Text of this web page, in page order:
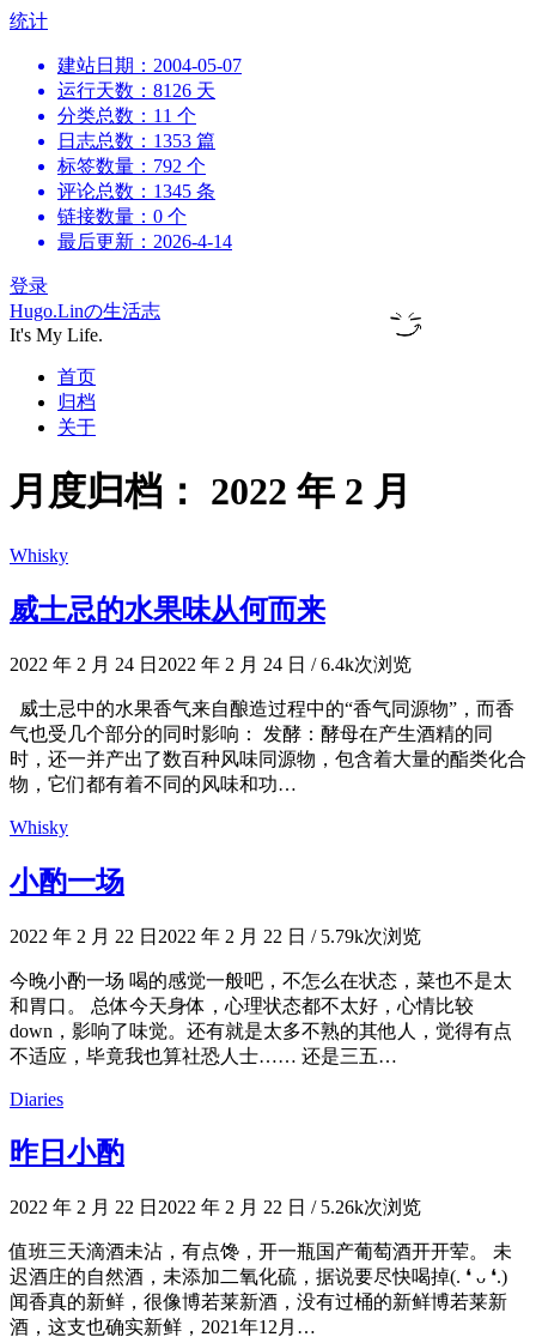
跳
统计
建站日期：2004-05-07
运行天数：8126 天
分类总数：11 个
日志总数：1353 篇
标签数量：792 个
评论总数：1345 条
链接数量：0 个
最后更新：2026-4-14
登录
Hugo.Linの生活志
It's My Life.
首页
归档
关于
月度归档： 2022 年 2 月
Whisky
威士忌的水果味从何而来
2022 年 2 月 24 日 2022 年 2 月 24 日 /6.4k次浏览
威士忌中的水果香气来自酿造过程中的“香气同源物”，而香
气也受几个部分的同时影响： 发酵：酵母在产生酒精的同
时，还一并产出了数百种风味同源物，包含着大量的酯类化合
物，它们都有着不同的风味和功…
Whisky
小酌一场
2022 年 2 月 22 日 2022 年 2 月 22 日 /5.79k次浏览
今晚小酌一场 喝的感觉一般吧，不怎么在状态，菜也不是太
和胃口。 总体今天身体，心理状态都不太好，心情比较
down，影响了味觉。还有就是太多不熟的其他人，觉得有点
不适应，毕竟我也算社恐人士…… 还是三五…
Diaries
昨日小酌
2022 年 2 月 22 日 2022 年 2 月 22 日 /5.26k次浏览
值班三天滴酒未沾，有点馋，开一瓶国产葡萄酒开开荤。 未
迟酒庄的自然酒，未添加二氧化硫，据说要尽快喝掉(. ❛ ᴗ ❛.)
闻香真的新鲜，很像博若莱新酒，没有过桶的新鲜博若莱新
酒，这支也确实新鲜，2021年12月…